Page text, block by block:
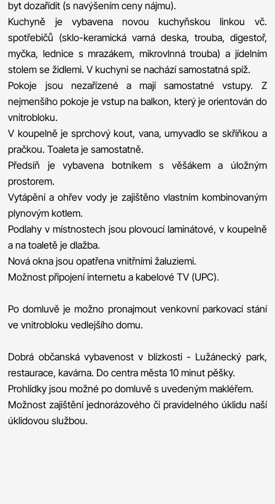
byt dozařídit (s navýšením ceny nájmu).
Kuchyně je vybavena novou kuchyňskou linkou vč.
spotřebičů (sklo-keramická varná deska, trouba, digestoř,
myčka, lednice s mrazákem, mikrovlnná trouba) a jídelním
stolem se židlemi. V kuchyni se nachází samostatná spíž.
Pokoje jsou nezařízené a mají samostatné vstupy. Z
nejmenšího pokoje je vstup na balkon, který je orientován do
vnitrobloku.
V koupelně je sprchový kout, vana, umyvadlo se skříňkou a
pračkou. Toaleta je samostatně.
Předsíň je vybavena botníkem s věšákem a úložným
prostorem.
Vytápění a ohřev vody je zajištěno vlastním kombinovaným
plynovým kotlem.
Podlahy v místnostech jsou plovoucí laminátové, v koupelně
a na toaletě je dlažba.
Nová okna jsou opatřena vnitřními žaluziemi.
Možnost připojení internetu a kabelové TV (UPC).
Po domluvě je možno pronajmout venkovní parkovací stání
ve vnitrobloku vedlejšího domu.
Dobrá občanská vybavenost v blízkosti - Lužánecký park,
restaurace, kavárna. Do centra města 10 minut pěšky.
Prohlídky jsou možné po domluvě s uvedeným makléřem.
Možnost zajištění jednorázového či pravidelného úklidu naší
úklidovou službou.